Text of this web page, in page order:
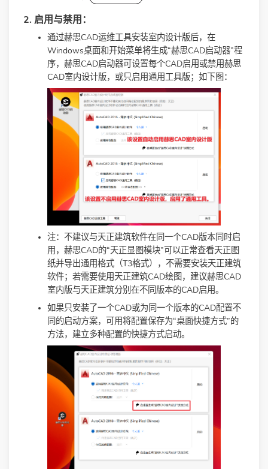
2. 启用与禁用：
通过赫思CAD运维工具安装室内设计版后，在
Windows桌面和开始菜单将生成“赫思CAD启动器”程
序，赫思CAD启动器可设置每个CAD启用或禁用赫思
CAD室内设计版，或只启用通用工具版；如下图：
注：不建议与天正建筑软件在同一个CAD版本同时启
用，赫思CAD的“天正显图模块”可以正常查看天正图
纸并导出通用格式（T3格式），不需要安装天正建筑
软件；若需要使用天正建筑CAD绘图，建议赫思CAD
室内版与天正建筑分别在不同版本的CAD启用。
如果只安装了一个CAD或为同一个版本的CAD配置不
同的启动方案，可用将配置保存为“桌面快捷方式”的
方法，建立多种配置的快捷方式启动。